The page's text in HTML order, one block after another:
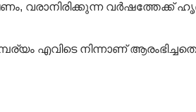
വരാനിരിക്കുന്ന വർഷത്തേക്ക്
എവിടെ നിന്നാണ്